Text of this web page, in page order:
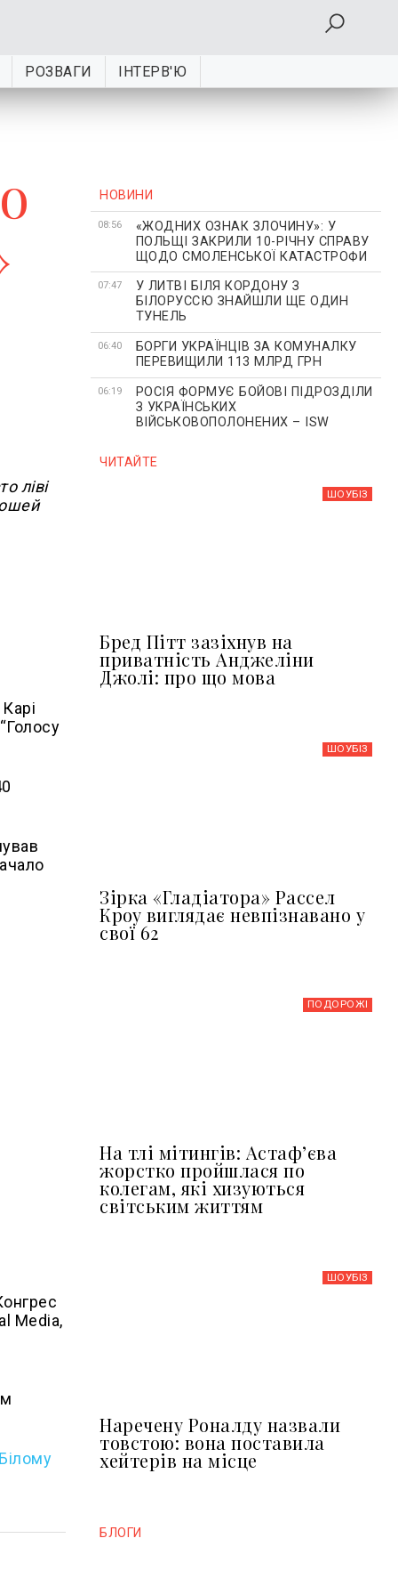
РОЗВАГИ ІНТЕРВ'Ю
ліві
Media,
НОВИНИ
08:56
«ЖОДНИХ ОЗНАК ЗЛОЧИНУ»: У
ПОЛЬЩІ ЗАКРИЛИ 10-РІЧНУ СПРАВУ
ЩОДО СМОЛЕНСЬКОЇ КАТАСТРОФИ
07:47
У ЛИТВІ БІЛЯ КОРДОНУ З
БІЛОРУССЮ ЗНАЙШЛИ ЩЕ ОДИН
ТУНЕЛЬ
06:40
БОРГИ УКРАЇНЦІВ ЗА КОМУНАЛКУ
ПЕРЕВИЩИЛИ 113 МЛРД ГРН
06:19
РОСІЯ ФОРМУЄ БОЙОВІ ПІДРОЗДІЛИ
З УКРАЇНСЬКИХ
ВІЙСЬКОВОПОЛОНЕНИХ – ISW
ЧИТАЙТЕ
ШОУБIЗ
Бред Пітт зазіхнув на
приватність Анджеліни
Джолі: про що мова
ШОУБIЗ
Зірка «Гладіатора» Рассел
Кроу виглядає невпізнавано у
свої 62
ПОДОРОЖІ
На тлі мітингів: Астафʼєва
жорстко пройшлася по
колегам, які хизуються
світським життям
ШОУБIЗ
Наречену Роналду назвали
товстою: вона поставила
хейтерів на місце
БЛОГИ